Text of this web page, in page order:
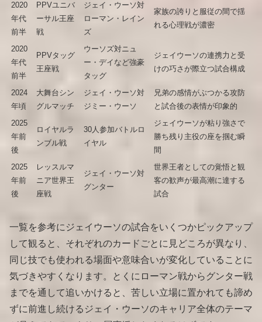
2020
年代
前半
PPVユニバ
ーサル王座
戦
ジェイ・ウーソ対
ローマン・レイン
ズ
家族の誇りと服従の間で揺
れる心理戦が濃密
2020
年代
前半
PPVタッグ
王座戦
ウーソズ対ニュ
ー・デイなど強豪
タッグ
ジェイウーソの連携力と受
けの巧さが際立つ試合構成
2024
年頃
大舞台シン
グルマッチ
ジェイ・ウーソ対
ジミー・ウーソ
兄弟の感情がぶつかる攻防
と試合後の表情が印象的
2025
年前
後
ロイヤルラ
ンブル戦
30人参加バトルロ
イヤル
ジェイウーソが粘り強さで
勝ち残り主役の座を掴む瞬
間
2025
年前
後
レッスルマ
ニア世界王
座戦
ジェイ・ウーソ対
グンター
世界王者としての覚悟と観
客の歓声が最高潮に達する
試合
一覧を参考にジェイウーソの試合をいくつかピックアップ
して観ると、それぞれのカードごとに見どころが異なり、
同じ技でも使われる場面や意味合いが変化していることに
気づきやすくなります。とくにローマン戦からグンター戦
までを通して追いかけると、苦しい立場に置かれても諦め
ずに前進し続けるジェイ・ウーソのキャリア全体のテーマ